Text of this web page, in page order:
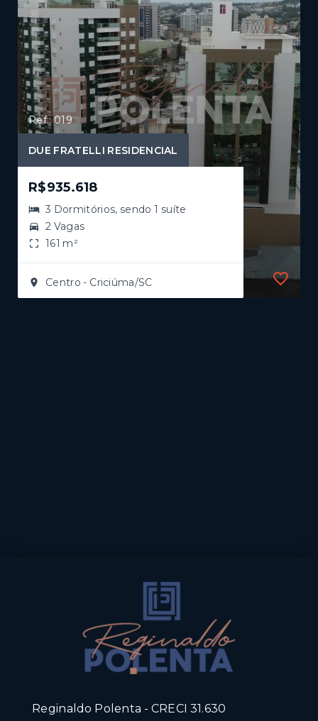
Ref.: 019
DUE FRATELLI RESIDENCIAL
R$935.618
3 Dormitórios, sendo 1 suíte
2 Vagas
161 m²
Centro - Criciúma/SC
Reginaldo Polenta - CRECI 31.630